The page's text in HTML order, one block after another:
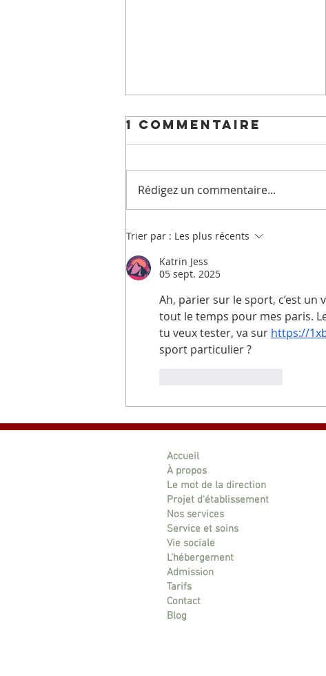
✨ Les temps
l’EHPAD La
Croix Rouge
Russe A.O. ✨
1 commentaire
Rédigez un commentaire...
Trier par : Les plus récents
Katrin Jess
05 sept. 2025
Ah, parier sur le sport, c’est un
tout le temps pour mes paris.
tu veux tester, va sur https://
sport particulier ?
Accueil
À propos
Le mot de la direction
Projet d'établissement
Nos services
Service et soins
Vie sociale
L'hébergement
Admission
Tarifs
Contact
Blog